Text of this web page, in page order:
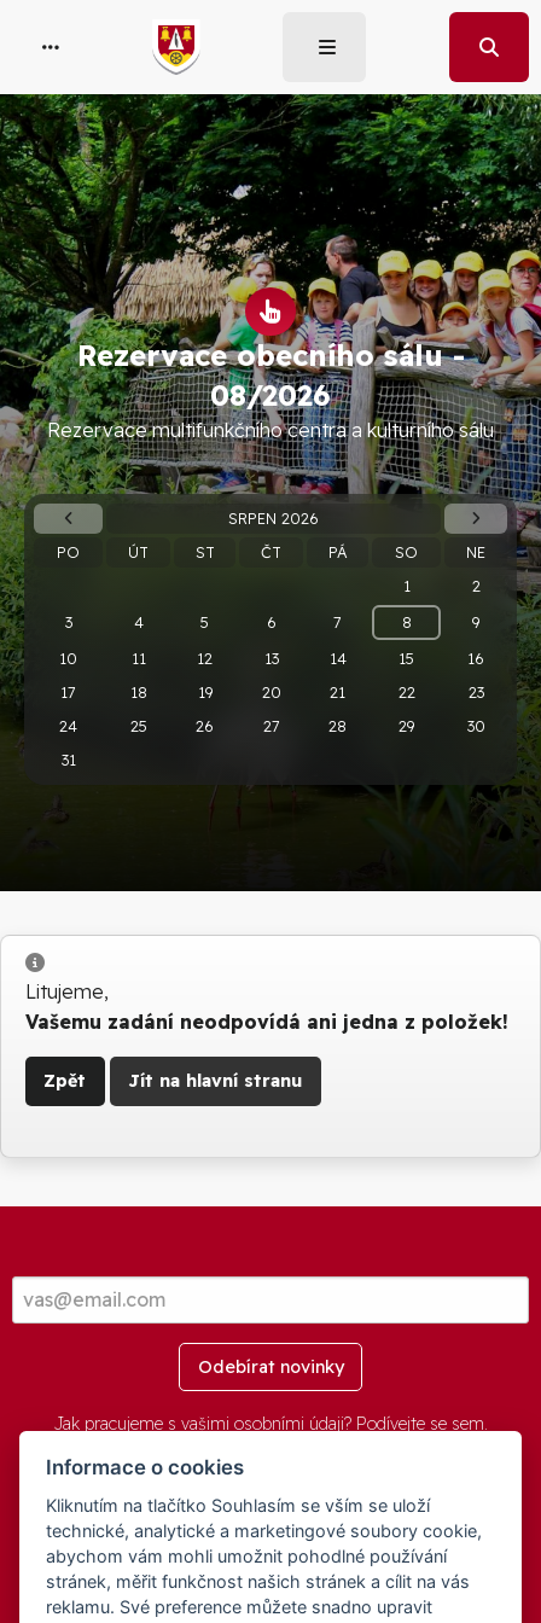
Rezervace obecního sálu -
08/2026
Rezervace multifunkčního centra a kulturního sálu
SRPEN 2026
PO
ÚT ST ČT PÁ SO
NE
1
2
3
4 5 6 7 8
9
10
11 12 13 14 15
16
17
18 19 20 21 22
23
24
25 26 27 28 29
30
31
Info
Litujeme,
Vašemu zadání neodpovídá ani jedna z položek!
Zpět Jít na hlavní stranu
Odebírat novinky
Jak pracujeme s vašimi osobními údaji? Podívejte se sem.
© 2016-2026 -aGovernment.cz&Obec Oznice. Software:
aGovernment, Verze:4.0.1.1 - Beta. Číslo Licence: 74274001
Všechna práva vyhrazenaOchrana osobních údajů,Přístupnost
Informace o cookies
Kliknutím na tlačítko Souhlasím se vším se uloží
technické, analytické a marketingové soubory cookie,
abychom vám mohli umožnit pohodlné používání
stránek, měřit funkčnost našich stránek a cílit na vás
reklamu. Své preference můžete snadno upravit